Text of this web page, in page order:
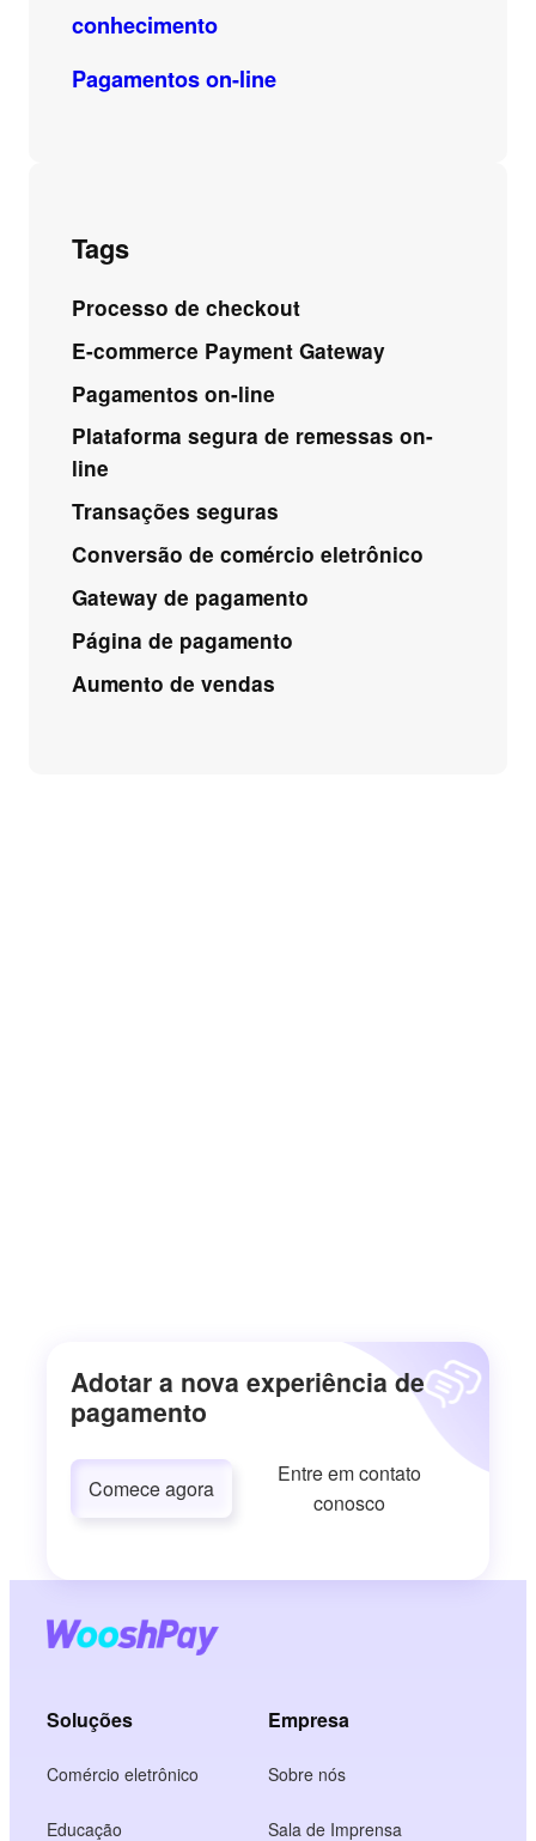
conhecimento
Pagamentos on-line
Tags
Processo de checkout
E-commerce Payment Gateway
Pagamentos on-line
Plataforma segura de remessas on-
line
Transações seguras
Conversão de comércio eletrônico
Gateway de pagamento
Página de pagamento
Aumento de vendas
Adotar a nova experiência de
pagamento
Comece agora
Entre em contato
conosco
Soluções
Comércio eletrônico
Educação
Empresa
Sobre nós
Sala de Imprensa